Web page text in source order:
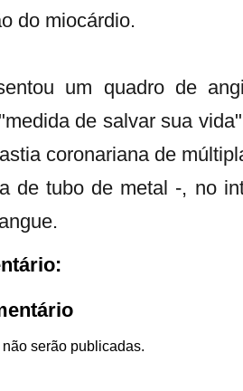
do miocárdio.
um quadro de
de salvar sua
coronariana de
de tubo de metal -, no
serão publicadas.